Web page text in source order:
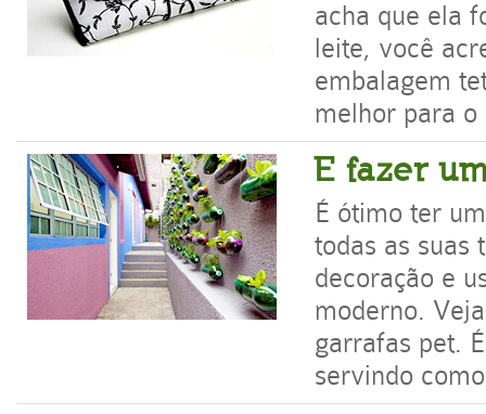
acha que ela
leite, você
embalagem
melhor para o
E fazer
É ótimo ter
todas as suas
decoração e
moderno.
garrafas pet.
servindo